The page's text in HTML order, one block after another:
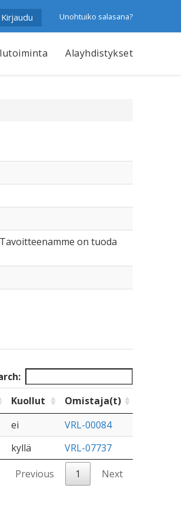
Unohtuiko salasana?
Alayhdistykset
on tuoda
Kuollut
Omistaja(t)
ei
VRL-00084
kyllä
VRL-07737
Previous 1 Next